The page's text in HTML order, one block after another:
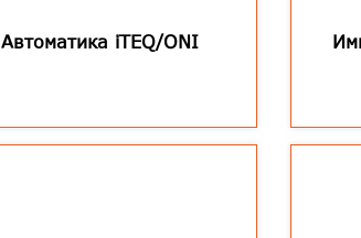
Автоматика iTEQ/ONI